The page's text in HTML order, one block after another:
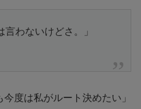
言わないけどさ。」
度は私がルート決めたい」